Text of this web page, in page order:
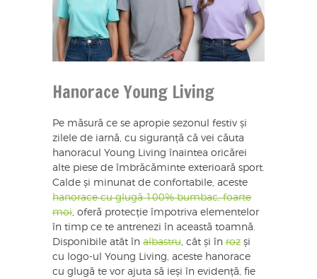
Hanorace Young Living
Pe măsură ce se apropie sezonul festiv și
zilele de iarnă, cu siguranță că vei căuta
hanoracul Young Living înaintea oricărei
alte piese de îmbrăcăminte exterioară sport.
Calde și minunat de confortabile, aceste
hanorace cu glugă 100% bumbac, foarte
moi, oferă protecție împotriva elementelor
în timp ce te antrenezi în această toamnă.
Disponibile atât în albastru, cât și în roz și
cu logo-ul Young Living, aceste hanorace
cu glugă te vor ajuta să ieși în evidență, fie